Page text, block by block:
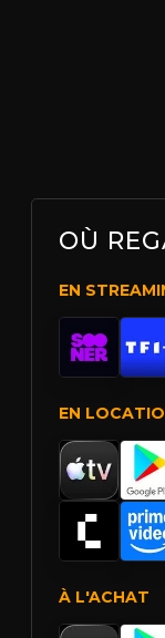
OÙ
EN
EN
À L'ACHAT